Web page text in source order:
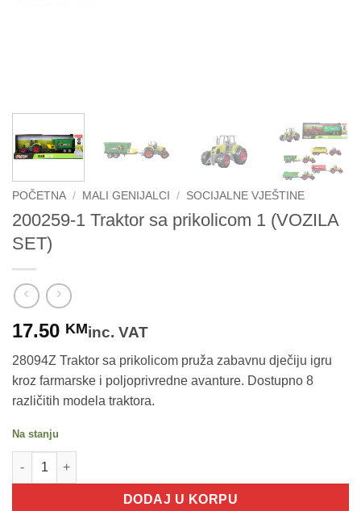
POČETNA / MALI GENIJALCI / SOCIJALNE VJEŠTINE
200259-1 Traktor sa prikolicom 1 (VOZILA
SET)
17.50 KMinc. VAT
28094Z Traktor sa prikolicom pruža zabavnu dječiju igru
kroz farmarske i poljoprivredne avanture. Dostupno 8
različitih modela traktora.
Na stanju
200259-1 Traktor sa prikolicom 1 (VOZILA SET) količina
DODAJ U KORPU